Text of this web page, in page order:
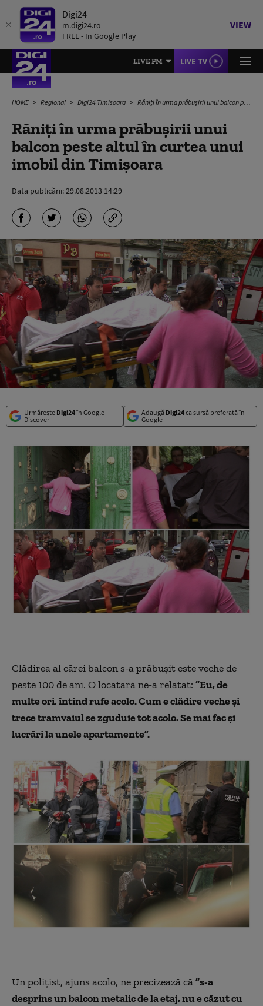
Digi24
m.digi24.ro
FREE - In Google Play
VIEW
LIVE FM LIVE TV
HOME Regional Digi24 Timisoara Răniți în urma prăbușirii unui balcon peste altul în curtea unui imobil din Timișoara
Răniți în urma prăbușirii unui
balcon peste altul în curtea unui
imobil din Timișoara
Data publicării:29.08.2013 14:29
Urmărește Digi24în Google
Discover
Adaugă Digi24ca sursă preferată în
Google
Clădirea al cărei balcon s-a prăbuşit este veche de
peste 100 de ani. O locatară ne-a relatat: ”Eu, de
multe ori, întind rufe acolo. Cum e clădire veche și
trece tramvaiul se zguduie tot acolo. Se mai fac și
lucrări la unele apartamente”.
Un poliţist, ajuns acolo, ne precizează că”s-a
desprins un balcon metalic de la etaj, nu e căzut cu